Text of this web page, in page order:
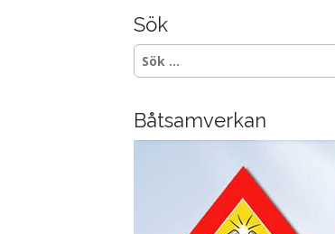
Sök
Sök
efter:
Båtsamverkan